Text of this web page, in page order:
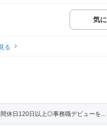
気
る
休日120日以上◎事務職デビューを...